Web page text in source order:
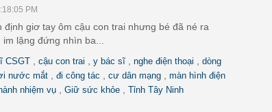
PM
định giơ tay ôm cậu con trai nhưng bé đã né ra
lặng đứng nhìn ba...
CSGT cậu con trai y bác sĩ nghe điện thoại
dòng
nước mắt đi công tác cư dân mạng
màn hình điện
nhiệm vụ Giữ sức khỏe Tỉnh Tây Ninh